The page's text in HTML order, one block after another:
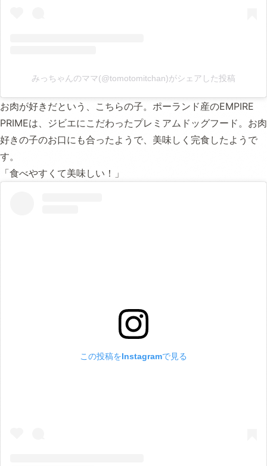
みっちゃんのママ(@tomotomitchan)がシェアした投稿
お肉が好きだという、こちらの子。ポーランド産のEMPIRE
PRIMEは、ジビエにこだわったプレミアムドッグフード。お肉
好きの子のお口にも合ったようで、美味しく完食したようで
す。
「食べやすくて美味しい！」
この投稿をInstagramで見る